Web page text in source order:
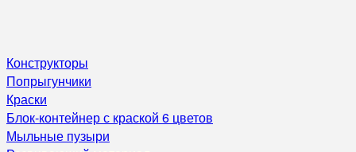
Конструкторы
Попрыгунчики
Краски
Блок-контейнер с краской 6 цветов
Мыльные пузыри